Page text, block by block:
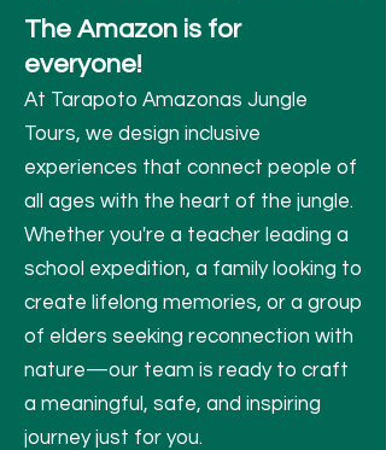
The Amazon is for
everyone!
At Tarapoto Amazonas Jungle
Tours, we design inclusive
experiences that connect people of
all ages with the heart of the jungle.
Whether you're a teacher leading a
school expedition, a family looking to
create lifelong memories, or a group
of elders seeking reconnection with
nature—our team is ready to craft
a meaningful, safe, and inspiring
journey just for you.